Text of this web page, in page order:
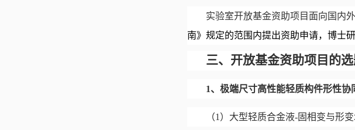
实验室开放基金资助项目面向国内
南》规定的范围内提出资助申请，博士
三、开放基金资助项目的
1、 极端尺寸高性能轻质构件形性协
（1）大型轻质合金液-固相变与形变